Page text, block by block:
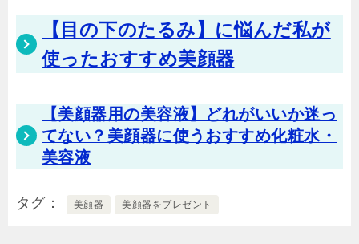
【目の下のたるみ】に悩んだ私が
使ったおすすめ美顔器
【美顔器用の美容液】どれがいいか迷っ
てない？美顔器に使うおすすめ化粧水・
美容液
タグ 美顔器 美顔器をプレゼント